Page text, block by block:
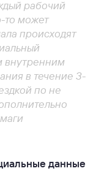
рабочий
то может
происходят
внутренним
в течение 3-
по не
данные